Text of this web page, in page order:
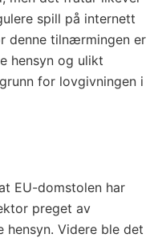
spill på internett
denne tilnærmingen er
hensyn og ulikt
for lovgivningen i
EU-domstolen har
preget av
hensyn. Videre ble det